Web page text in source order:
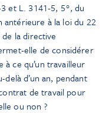
et L. 3141-5, 5°, du
à la loi du 22
la directive
elle de considérer
ce qu’un travailleur
d’un an, pendant
de travail pour
ou non ?